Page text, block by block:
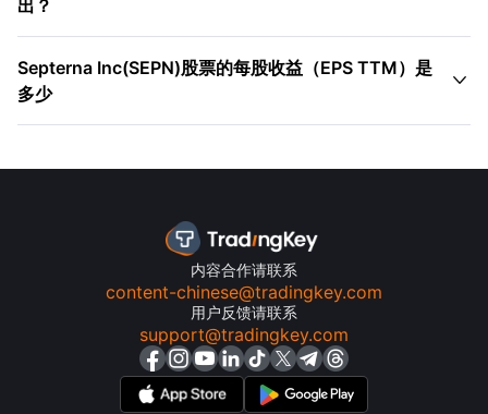
出？
Septerna Inc(SEPN)股票的每股收益（EPS TTM）是
多少

内容合作请联系
content-chinese@tradingkey.com
用户反馈请联系
support@tradingkey.com